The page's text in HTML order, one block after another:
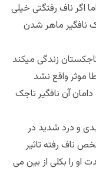
اگر ناف رفتگتی خیلی
نافگیر ماهر شدن
زندگی میکند
موثر واقع نشد
آن نافگیر تاجک
و درد شدید در
ناف رفته تاثیر
او را بکلی از بین می